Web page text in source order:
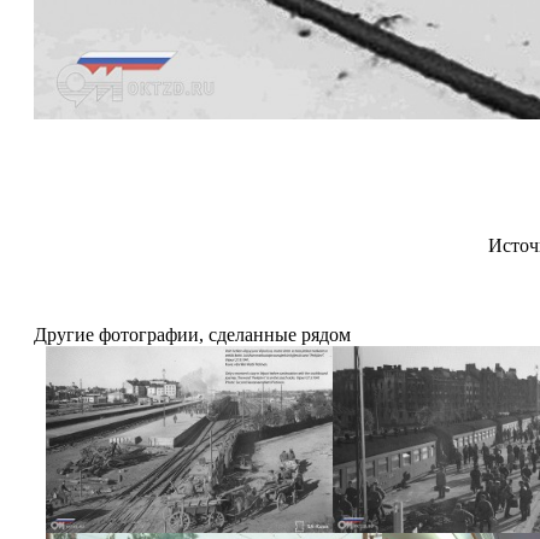
Другие фотографии, сделанные рядом